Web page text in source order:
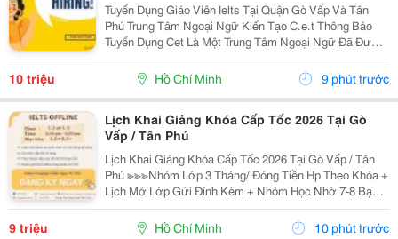
Tuyển Dụng Giáo Viên Ielts Tại Quận Gò Vấp Và Tân
Phú Trung Tâm Ngoại Ngữ Kiến Tạo C.e.t Thông Báo
Tuyển Dụng Cet Là Một Trung Tâm Ngoại Ngữ Đã Được
Thành Lập 16 Năm Chuyên Về Chương Trình Anh Văn
Học Thuật Ielts &Ndash; Toefl Ibt. Trung Tâm...
10 triệu Hồ Chí Minh 9 phút trước
Lịch Khai Giảng Khóa Cấp Tốc 2026 Tại Gò
Vấp / Tân Phú
Lịch Khai Giảng Khóa Cấp Tốc 2026 Tại Gò Vấp / Tân
Phú ≫≫≫Nhóm Lớp 3 Tháng/ Đóng Tiền Hp Theo Khóa +
Lịch Mở Lớp Gửi Đính Kèm + Nhóm Học Nhờ 7-8 Bạn/
Lớp + Giáo Trình Ielts Có Band Điểm Lộ Trình, Sách
Nước Ngoài Bám Sát + Chia Đều 4 Kỹ...
9 triệu Hồ Chí Minh 10 phút trước